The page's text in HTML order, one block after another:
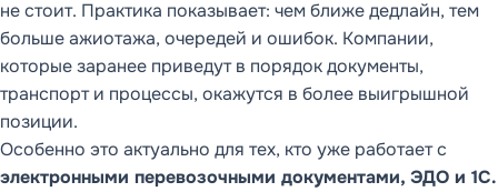
не стоит. Практика показывает: чем ближе дедлайн, тем
больше ажиотажа, очередей и ошибок. Компании,
которые заранее приведут в порядок документы,
транспорт и процессы, окажутся в более выигрышной
позиции.
Особенно это актуально для тех, кто уже работает с
электронными перевозочными документами, ЭДО и 1С.